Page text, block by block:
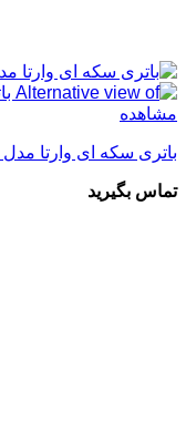
مشاهده
باتری سکه ای وارتا مدل CR2025
تماس بگیرید